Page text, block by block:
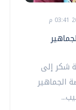
شكر إلى
الجماهير